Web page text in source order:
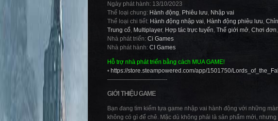
Ngày phát hành: 13/10/2023
Thể loại chung: Hành động, Phiêu lưu, Nhập vai
Thể loại chi tiết: Hành động nhập vai, Hành động phiêu lưu,
Trung cổ, Multiplayer, Hợp tác trực tuyến, Thế giới mở, Chơi đơn,
Nhà phát triển: Ci Games
Nhà phát hành: CI Games
Hỗ trợ nhà phát triển bằng cách MUA GAME!
• https://store.steampowered.com/app/1501750/
——————————-
GIỚI THIỆU GAME
Bạn đang tìm kiếm tựa game nhập vai hành động với những
không có gì để chê. Mặc dù không phải là sản phẩm mới,